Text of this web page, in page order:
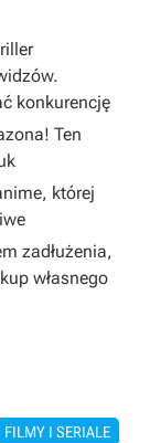
konkurencję
Ten
której
zadłużenia,
własnego
FILMY I SERIALE